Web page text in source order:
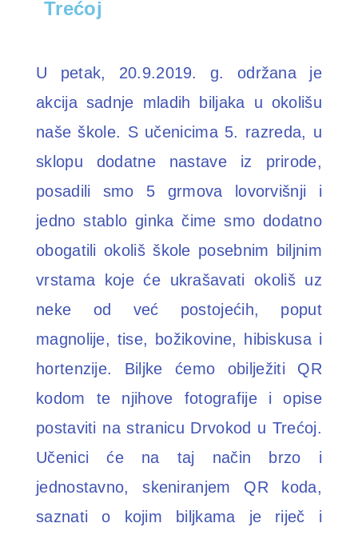
Trećoj
U petak, 20.9.2019. g. održana je
akcija sadnje mladih biljaka u okolišu
naše škole. S učenicima 5. razreda, u
sklopu dodatne nastave iz prirode,
posadili smo 5 grmova lovorvišnji i
jedno stablo ginka čime smo dodatno
obogatili okoliš škole posebnim biljnim
vrstama koje će ukrašavati okoliš uz
neke od već postojećih, poput
magnolije, tise, božikovine, hibiskusa i
hortenzije. Biljke ćemo obilježiti QR
kodom te njihove fotografije i opise
postaviti na stranicu Drvokod u Trećoj.
Učenici će na taj način brzo i
jednostavno, skeniranjem QR koda,
saznati o kojim biljkama je riječ i